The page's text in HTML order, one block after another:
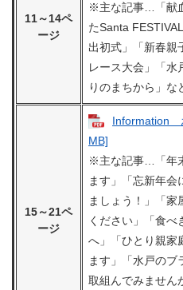
11～14ペ
ージ
​※主な記事…「献
たSanta
出初式」「新春親
レース大会」「水
りのまちから」な
15～21ペ
ージ
Information
MB]
※主な記事…「年
ます」「忘新年会
ましょう！」「家
ください」「食べ
へ」「ひとり親家
ます」「水戸のブ
取組んでみません